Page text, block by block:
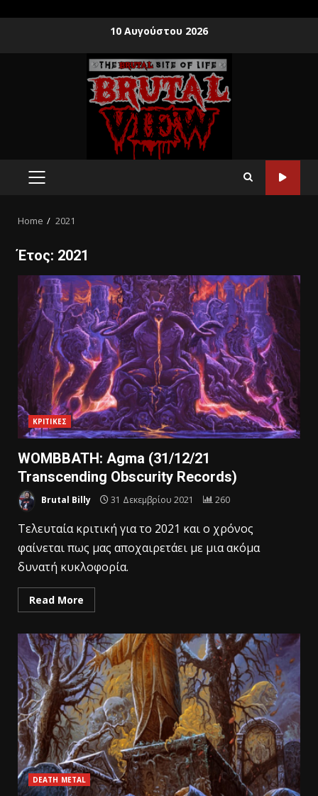
10 Αυγούστου 2026
Home 2021
Έτος: 2021
ΚΡΙΤΙΚΕΣ
WOMBBATH: Agma (31/12/21
Transcending Obscurity Records)
Brutal Billy 31 Δεκεμβρίου 2021 260
Τελευταία κριτική για το 2021 και ο χρόνος
φαίνεται πως μας αποχαιρετάει με μια ακόμα
δυνατή κυκλοφορία.
Read More
DEATH METAL